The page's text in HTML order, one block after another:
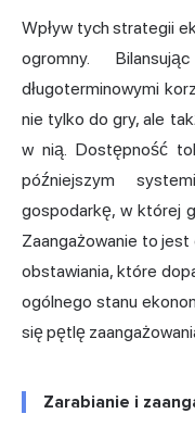
Wpływ tych strategii
ogromny.
długoterminowymi
nie tylko do gry, ale
w nią. Dostępność
późniejszym
gospodarkę, w której
Zaangażowanie to
obstawiania, które
ogólnego stanu
się pętlę
Zarabianie i